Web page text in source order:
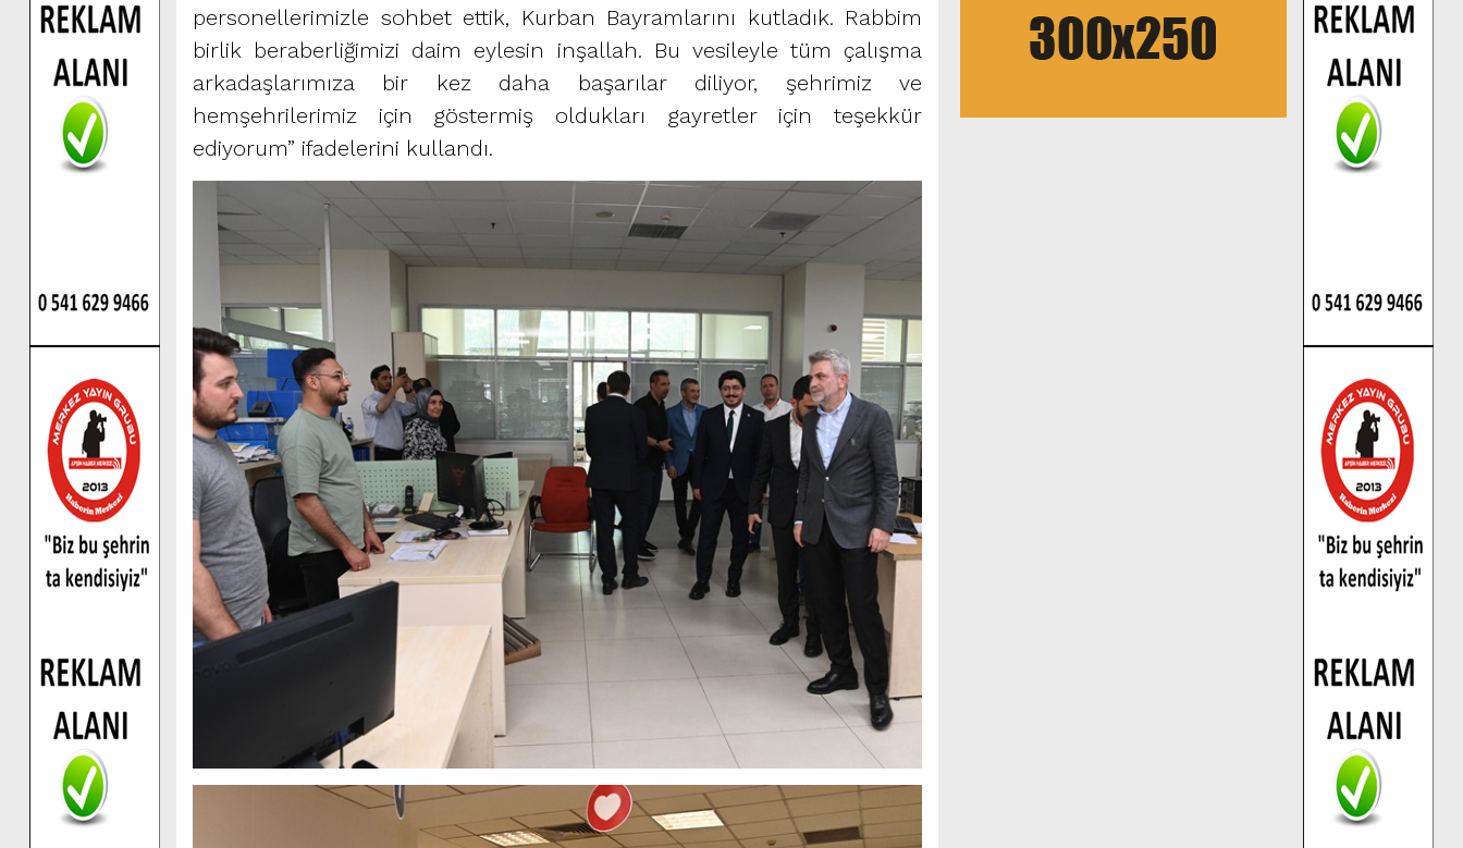
personellerimizle sohbet ettik, Kurban Bayramlarını kutladık. Rabbim
birlik beraberliğimizi daim eylesin inşallah. Bu vesileyle tüm çalışma
arkadaşlarımıza bir kez daha başarılar diliyor, şehrimiz ve
hemşehrilerimiz için göstermiş oldukları gayretler için teşekkür
ediyorum” ifadelerini kullandı.